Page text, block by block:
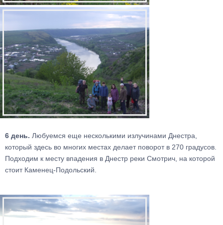
6 день. Любуемся еще несколькими излучинами Днестра,
который здесь во многих местах делает поворот в 270 градусов.
Подходим к месту впадения в Днестр реки Смотрич, на которой
стоит Каменец-Подольский.